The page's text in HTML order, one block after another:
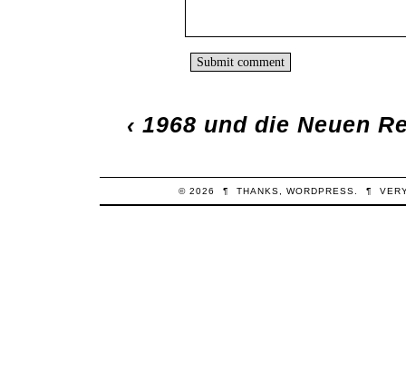
‹ 1968 und die Neuen
© 2026 ¶ THANKS, WORDPRESS ¶